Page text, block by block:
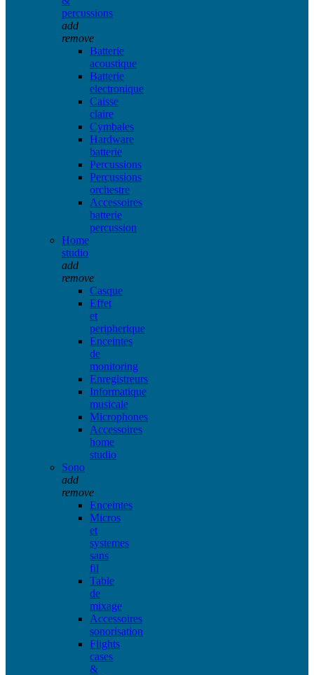
percussions
add
remove
Batterie
acoustique
Batterie
electronique
Caisse
claire
Cymbales
Hardware
batterie
Percussions
Percussions
orchestre
Accessoires
batterie
percussion
Home
studio
add
remove
Casque
Effet
et
peripherique
Enceintes
de
monitoring
Enregistreurs
Informatique
musicale
Microphones
Accessoires
home
studio
Sono
add
remove
Enceintes
Micros
et
systemes
sans
fil
Table
de
mixage
Accessoires
sonorisation
Flights
cases
&